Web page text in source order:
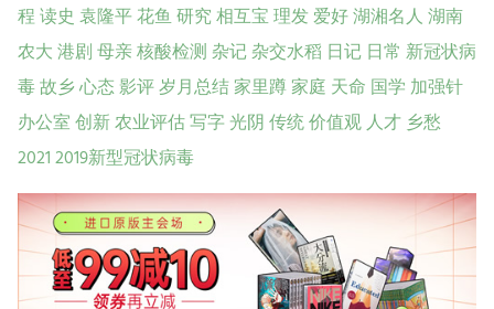
程读史袁隆平花鱼研究相互宝理发爱好湖湘名人湖南
农大港剧母亲核酸检测杂记杂交水稻 日记 日常 新冠状病
毒故乡心态影评岁月总结家里蹲家庭 天命 国学 加强针
办公室创新农业评估写字光阴传统价值观人才乡愁
20212019新型冠状病毒